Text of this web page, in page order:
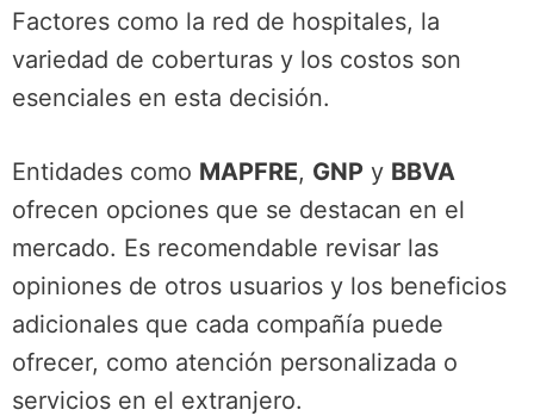
Factores como la red de hospitales, la
variedad de coberturas y los costos son
esenciales en esta decisión.
Entidades como MAPFRE, GNP y BBVA
ofrecen opciones que se destacan en el
mercado. Es recomendable revisar las
opiniones de otros usuarios y los beneficios
adicionales que cada compañía puede
ofrecer, como atención personalizada o
servicios en el extranjero.